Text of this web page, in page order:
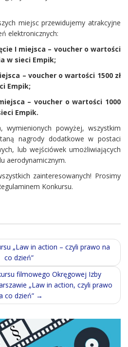
miejsc przewidujemy atrakcyjne
elektronicznych:
I miejsca – voucher o wartości
w sieci Empik;
– voucher o wartości 1500 zł
Empik;
– voucher o wartości 1000
Empik.
wymienionych powyżej, wszystkim
nagrody dodatkowe w postaci
lub wejściówek umożliwiających
aerodynamicznym.
zainteresowanych! Prosimy
Konkursu.
„Law in action – czyli prawo na
co dzień”
filmowego Okręgowej Izby
„Law in action, czyli prawo
co dzień” →